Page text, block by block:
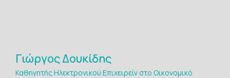
Γιώργος Δουκίδης
Καθηγητής Ηλεκτρονικού Επιχειρείν στο Οικονομικό